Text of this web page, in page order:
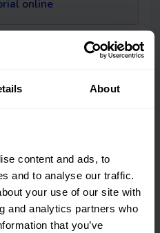
About
content and ads, to
and to analyse our traffic.
your use of our site with
and analytics partners who
that you’ve
online
al detalle el estado de tu
Vehículo
tiene daños estructurales y